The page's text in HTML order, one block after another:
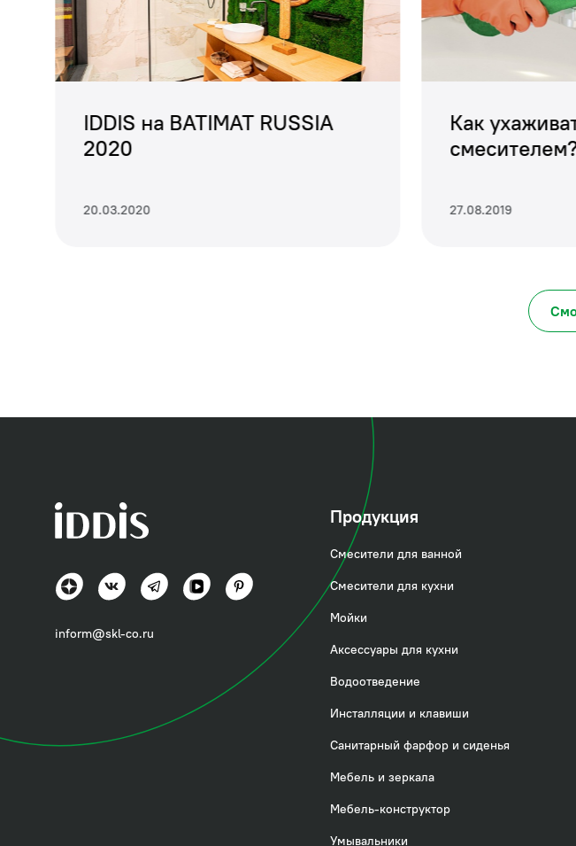
авторская работа на заказ или не
На технические характеристики чаще
этот показатель — гарантия надежности
Опору для ванны — каркас или ножки.
Слив-перелив.
Фронтальную и/или боковую панель.
Это комплектующие, которые во многом
IDDIS на BATIMAT RUSSIA
2020
20.03.2020
Как
27.08.2019
inform@skl-co.ru
Продукция
Смесители для ванной
Смесители для кухни
Мойки
Аксессуары для кухни
Водоотведение
Инсталляции и клавиши
Санитарный фарфор и сиденья
Мебель и зеркала
Мебель-конструктор
Умывальники